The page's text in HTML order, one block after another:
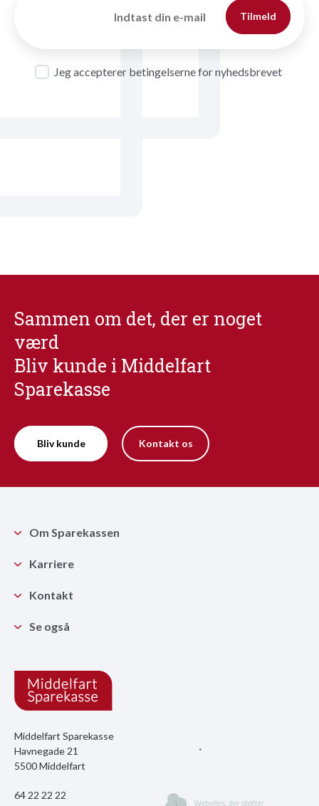
Jeg accepterer betingelserne for nyhedsbrevet
Tilmeld
Sammen om det, der er noget
værd
Bliv kunde i Middelfart
Sparekasse
Bliv kunde Kontakt os
Middelfart Sparekasse
Havnegade 21
5500 Middelfart
64 22 22 22
Om Sparekassen
Karriere
Kontakt
Se også